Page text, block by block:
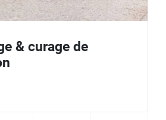
& curage de